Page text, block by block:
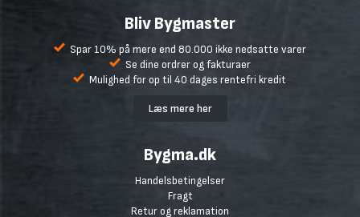
Bliv Bygmaster
Spar 10% på mere end 80.000 ikke nedsatte varer
Se dine ordrer og fakturaer
Mulighed for op til 40 dages rentefri kredit
Læs mere her
Bygma.dk
Handelsbetingelser
Fragt
Retur og reklamation